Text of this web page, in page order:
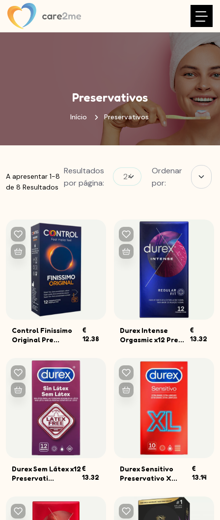
Preservativos
Início Preservativos
A apresentar 1-8
de 8 Resultados
Resultados
por página:
Ordenar
por:
Control Finissimo
Original Pre...
€
12.38
Durex Intense
Orgasmic x12 Pre...
€
13.32
Durex Sem Látex x12
Preservati...
€
13.32
Durex Sensitivo
Preservativo X...
€
13.14